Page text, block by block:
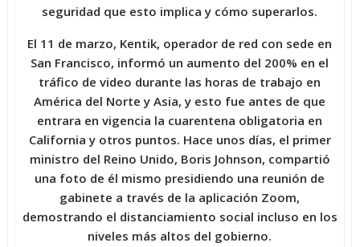
seguridad que esto implica y cómo superarlos.
El 11 de marzo, Kentik, operador de red con sede en
San Francisco, informó un aumento del 200% en el
tráfico de video durante las horas de trabajo en
América del Norte y Asia, y esto fue antes de que
entrara en vigencia la cuarentena obligatoria en
California y otros puntos. Hace unos días, el primer
ministro del Reino Unido, Boris Johnson, compartió
una foto de él mismo presidiendo una reunión de
gabinete a través de la aplicación Zoom,
demostrando el distanciamiento social incluso en los
niveles más altos del gobierno.